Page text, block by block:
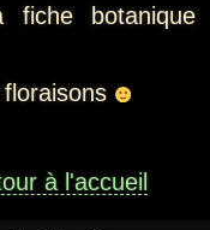
fiche
à l'accueil